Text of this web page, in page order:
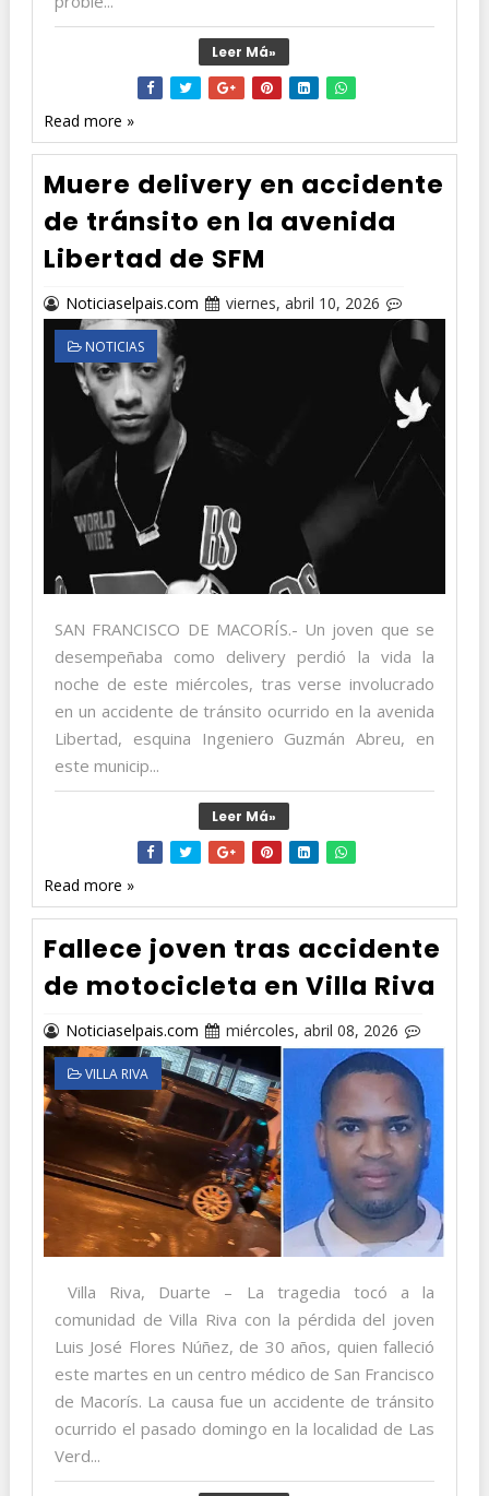
Leer Má»
Read more »
Muere delivery en accidente
de tránsito en la avenida
Libertad de SFM
Noticiaselpais.com viernes, abril 10, 2026
NOTICIAS
SAN FRANCISCO DE MACORÍS.- Un joven que se
desempeñaba como delivery perdió la vida la
noche de este miércoles, tras verse involucrado
en un accidente de tránsito ocurrido en la avenida
Libertad, esquina Ingeniero Guzmán Abreu, en
este municip...
Leer Má»
Read more »
Fallece joven tras accidente
de motocicleta en Villa Riva
Noticiaselpais.com miércoles, abril 08, 2026
VILLA RIVA
Villa Riva, Duarte – La tragedia tocó a la
comunidad de Villa Riva con la pérdida del joven
Luis José Flores Núñez, de 30 años, quien falleció
este martes en un centro médico de San Francisco
de Macorís. La causa fue un accidente de tránsito
ocurrido el pasado domingo en la localidad de Las
Verd...